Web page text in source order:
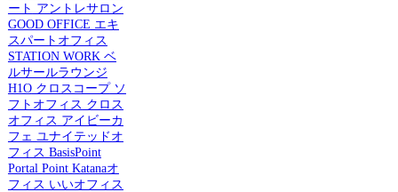
ート アントレサロン
GOOD OFFICE エキ
スパートオフィス
STATION WORKベ
ルサールラウンジ
H1Oクロスコープソ
フトオフィス クロス
オフィス アイビーカ
フェ ユナイテッドオ
フィス BasisPoint
Portal PointKatanaオ
フィス いいオフィス